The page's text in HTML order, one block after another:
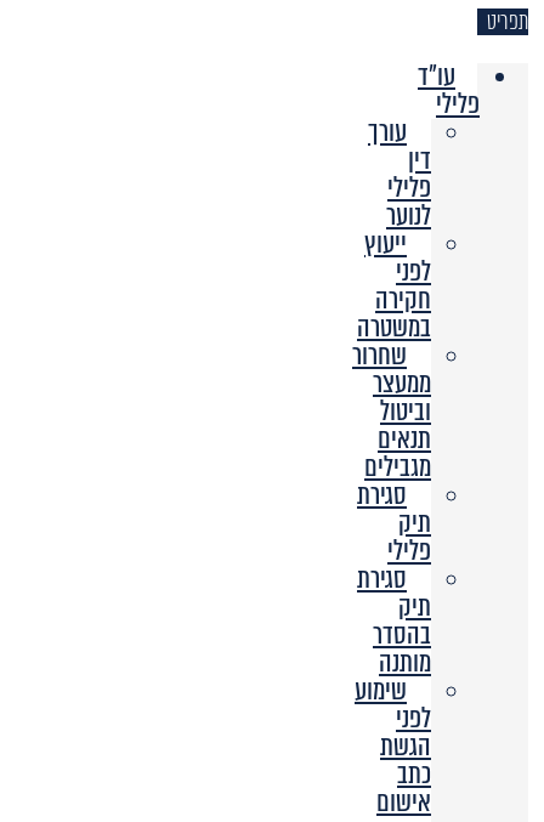
תפריט
עו"ד
פלילי
עורך
דין
פלילי
לנוער
ייעוץ
לפני
חקירה
במשטרה
שחרור
ממעצר
וביטול
תנאים
מגבילים
סגירת
תיק
פלילי
סגירת
תיק
בהסדר
מותנה
שימוע
לפני
הגשת
כתב
אישום